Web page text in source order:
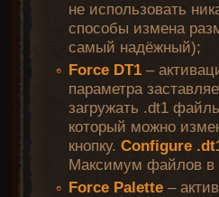
не использовать
способы измена
самый надёжный);
Force DT1 –
параметра
загружать .dt1
который можно
кнопку.Configure
Максимум файлов в
Force Palette –